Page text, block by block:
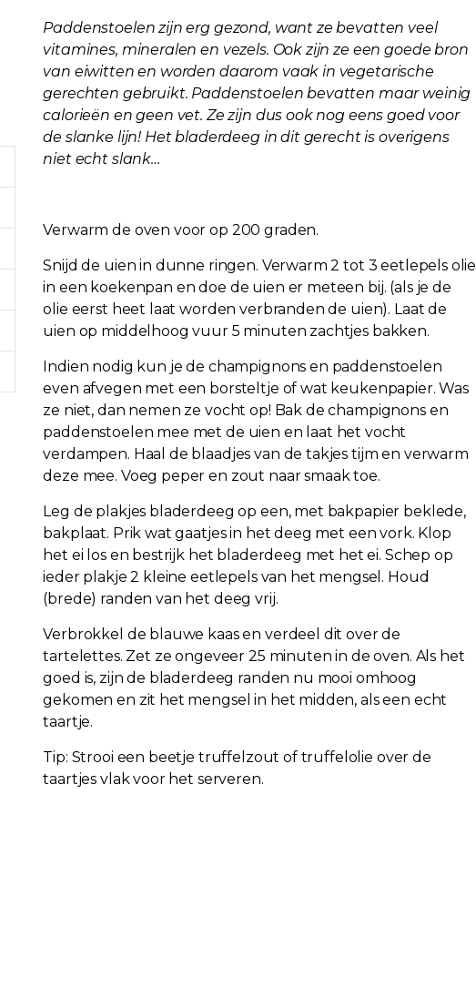
Paddenstoelen zijn erg gezond, want ze bevatten veel
vitamines, mineralen en vezels. Ook zijn ze een goede bron
van eiwitten en worden daarom vaak in vegetarische
gerechten gebruikt. Paddenstoelen bevatten maar weinig
calorieën en geen vet. Ze zijn dus ook nog eens goed voor
de slanke lijn! Het bladerdeeg in dit gerecht is overigens
niet echt slank…
Verwarm de oven voor op 200 graden.
Snijd de uien in dunne ringen. Verwarm 2 tot 3 eetlepels olie
in een koekenpan en doe de uien er meteen bij. (als je de
olie eerst heet laat worden verbranden de uien). Laat de
uien op middelhoog vuur 5 minuten zachtjes bakken.
Indien nodig kun je de champignons en paddenstoelen
even afvegen met een borsteltje of wat keukenpapier. Was
ze niet, dan nemen ze vocht op! Bak de champignons en
paddenstoelen mee met de uien en laat het vocht
verdampen. Haal de blaadjes van de takjes tijm en verwarm
deze mee. Voeg peper en zout naar smaak toe.
Leg de plakjes bladerdeeg op een, met bakpapier beklede,
bakplaat. Prik wat gaatjes in het deeg met een vork. Klop
het ei los en bestrijk het bladerdeeg met het ei. Schep op
ieder plakje 2 kleine eetlepels van het mengsel. Houd
(brede) randen van het deeg vrij.
Verbrokkel de blauwe kaas en verdeel dit over de
tartelettes. Zet ze ongeveer 25 minuten in de oven. Als het
goed is, zijn de bladerdeeg randen nu mooi omhoog
gekomen en zit het mengsel in het midden, als een echt
taartje.
Tip: Strooi een beetje truffelzout of truffelolie over de
taartjes vlak voor het serveren.